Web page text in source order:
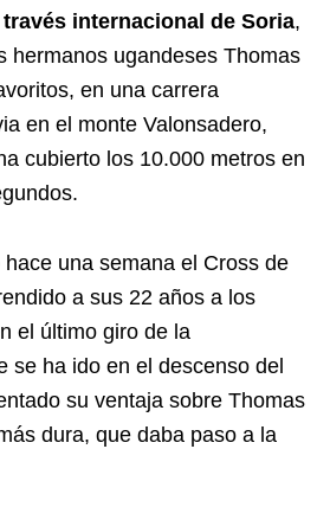
través internacional de Soria,
hermanos ugandeses Thomas
en una carrera
en el monte Valonsadero,
cubierto los 10.000 metros en
una semana el Cross de
a sus 22 años a los
el último giro de la
se ha ido en el descenso del
su ventaja sobre Thomas
dura, que daba paso a la